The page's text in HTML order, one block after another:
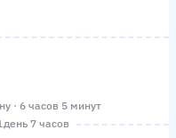
· 6 часов 5 минут
7 часов